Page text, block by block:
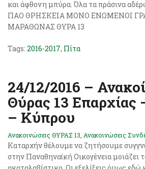
και άφθονη μπύρα. Όλα τα πράσινα
ΠΑΟ ΘΡΗΣΚΕΙΑ ΜΟΝΟ ΕΝΩΜΕΝΟΙ
ΜΑΡΑΘΩΝΑΣ ΘΥΡΑ 13
Tags: 2016-2017, Πίτα
24/12/2016 –
Θύρας 13
– Κύπρου
Ανακοινώσεις ΘΥΡΑΣ 13, Ανακοινώσεις
Καταρχήν θέλουμε να ζητήσουμε
στην Παναθηναϊκή Οικογένεια μοιάζει